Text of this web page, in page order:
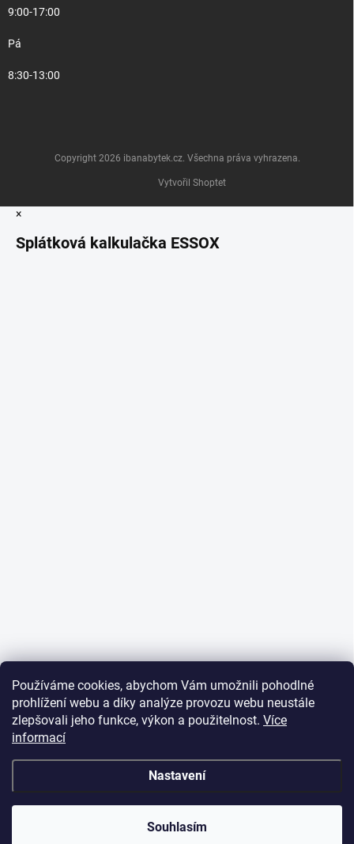
Používáme cookies, abychom Vám umožnili pohodlné
prohlížení webu a díky analýze provozu webu neustále
zlepšovali jeho funkce, výkon a použitelnost. Více
informací
Nastavení
Souhlasím
9:00-17:00
Pá
8:30-13:00
Vytvořil Shoptet
Copyright 2026 ibanabytek.cz. Všechna práva vyhrazena.
×
Splátková kalkulačka ESSOX